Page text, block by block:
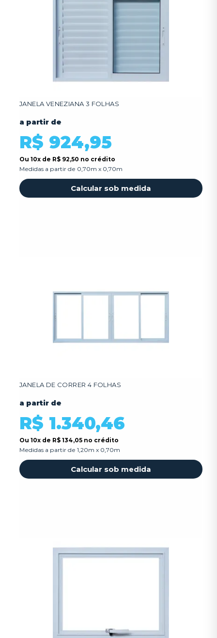
JANELA VENEZIANA 3 FOLHAS
a partir de
R$ 924,95
Ou 10x de R$ 92,50 no crédito
Medidas a partir de 0,70m x 0,70m
Calcular sob medida
JANELA DE CORRER 4 FOLHAS
a partir de
R$ 1.340,46
Ou 10x de R$ 134,05 no crédito
Medidas a partir de 1,20m x 0,70m
Calcular sob medida